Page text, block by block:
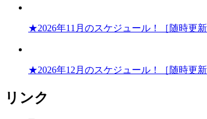
★2026年11月のスケジュール！［随時更
★2026年12月のスケジュール！［随時更
リンク